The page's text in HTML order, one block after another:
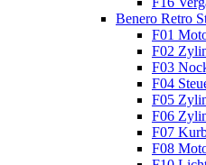
Benero Retro
F01
F02
F03
F04
F05
F06
F07
F08